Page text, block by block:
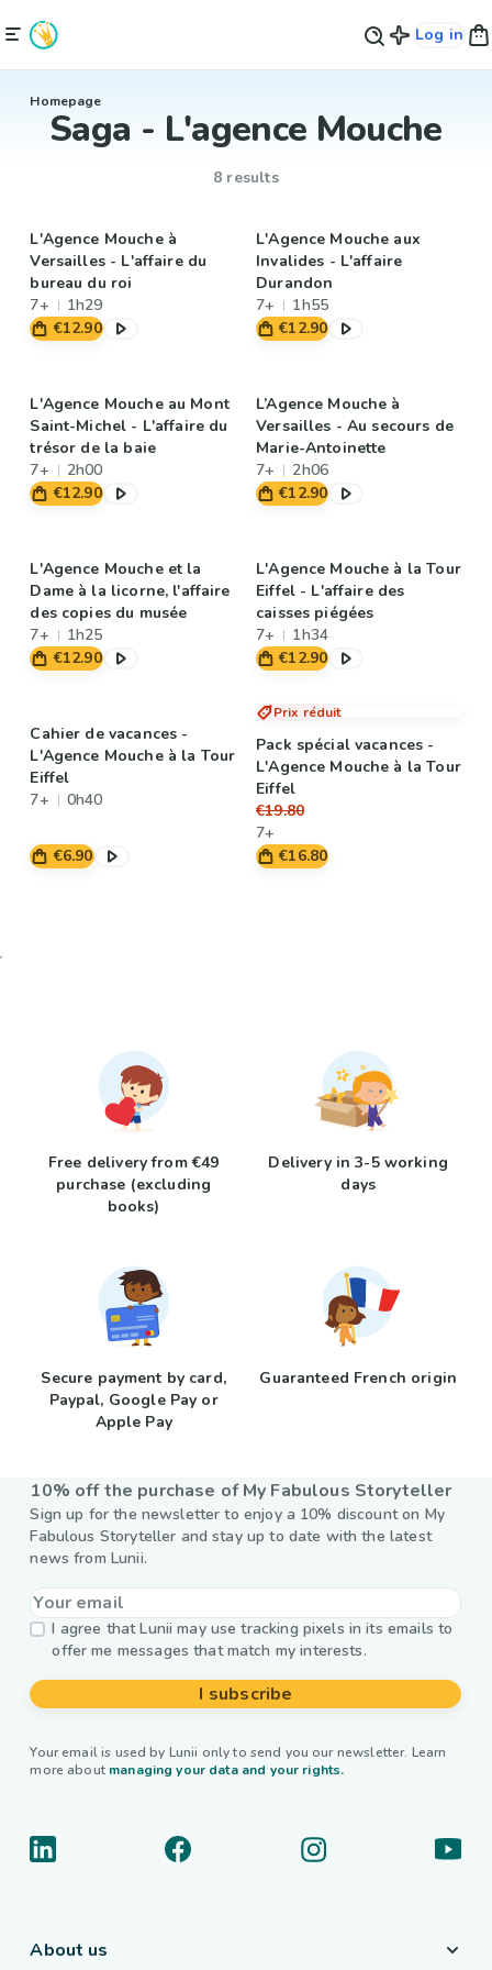
Log in
Homepage
Saga - L'agence Mouche
8 results
L'Agence Mouche à
Versailles - L'affaire du
bureau du roi
7+
1h29
€12.90
L'Agence Mouche aux
Invalides - L'affaire
Durandon
7+
1h55
€12.90
L'Agence Mouche au Mont
Saint-Michel - L'affaire du
trésor de la baie
7+
2h00
€12.90
L’Agence Mouche à
Versailles - Au secours de
Marie-Antoinette
7+
2h06
€12.90
L'Agence Mouche et la
Dame à la licorne, l'affaire
des copies du musée
7+
1h25
€12.90
L'Agence Mouche à la Tour
Eiffel - L'affaire des
caisses piégées
7+
1h34
€12.90
Cahier de vacances -
L'Agence Mouche à la Tour
Eiffel
7+
0h40
€6.90
Prix réduit
Pack spécial vacances -
L'Agence Mouche à la Tour
Eiffel
€19.80
7+
€16.80
Free delivery from €49
purchase (excluding
books)
Delivery in 3-5 working
days
Secure payment by card,
Paypal, Google Pay or
Apple Pay
Guaranteed French origin
10% off the purchase of My Fabulous Storyteller
Sign up for the newsletter to enjoy a 10% discount on My
Fabulous Storyteller and stay up to date with the latest
news from Lunii.
I agree that Lunii may use tracking pixels in its emails to
offer me messages that match my interests.
I subscribe
Your email is used by Lunii only to send you our newsletter. Learn
more about managing your data and your rights.
About us